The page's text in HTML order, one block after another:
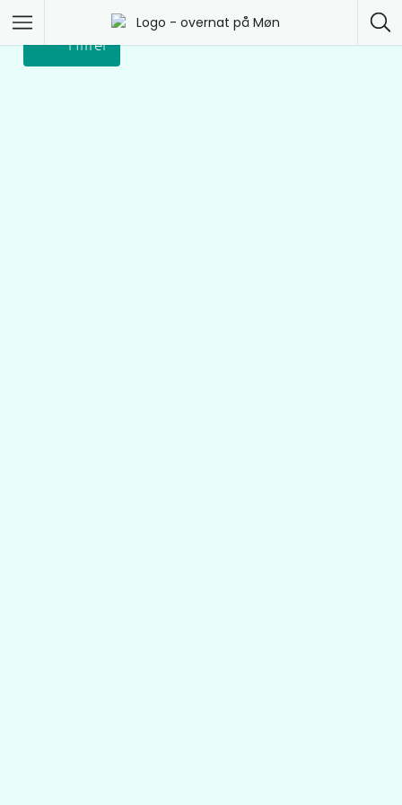
Filtrer